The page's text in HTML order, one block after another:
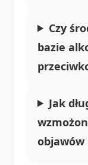
Czy
bazie
Jak
objawów